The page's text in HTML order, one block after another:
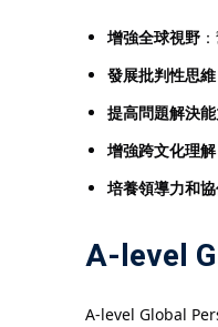
增強全球視野
發展批判性思維
提高問題解決
增強跨文化理解
培養領導力和
A-level
A-level Global